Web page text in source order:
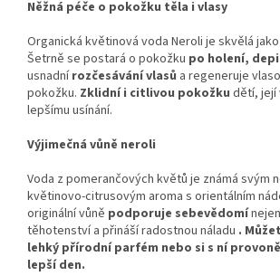
Něžná péče o pokožku těla i vlasy
Organická květinová voda Neroli je skvělá
Šetrně se postará o pokožku po holení,
usnadní rozčesávání vlasů a regeneruje
pokožku. Zklidní i citlivou pokožku dětí, její
lepšímu usínání.
Výjimečná vůně neroli
Voda z pomerančových květů je známá svým
květinovo-citrusovým aroma s orientálním
originální vůně podporuje sebevědomí
těhotenství a přináší radostnou náladu .
lehký přírodní parfém nebo si s ní
lepší den.